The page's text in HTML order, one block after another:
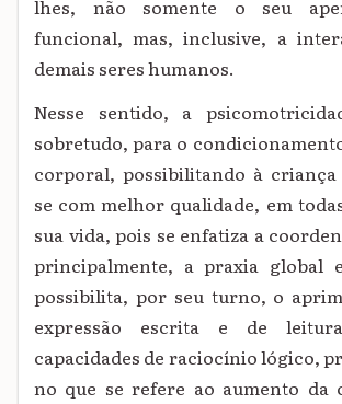
lhes, não somente o seu
funcional, mas, inclusive, a
demais seres humanos.
Nesse sentido, a
sobretudo, para o
corporal, possibilitando à
se com melhor qualidade, em
sua vida, pois se enfatiza a
principalmente, a praxia global
possibilita, por seu turno, o
expressão escrita e de
capacidades de raciocínio lógico,
no que se refere ao aumento da